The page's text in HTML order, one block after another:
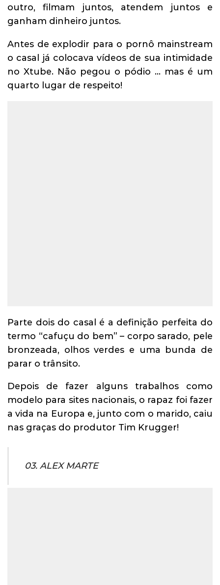
outro, filmam juntos, atendem juntos e
ganham dinheiro juntos.
Antes de explodir para o pornô mainstream
o casal já colocava vídeos de sua intimidade
no Xtube. Não pegou o pódio … mas é um
quarto lugar de respeito!
Parte dois do casal é a definição perfeita do
termo “cafuçu do bem” – corpo sarado, pele
bronzeada, olhos verdes e uma bunda de
parar o trânsito.
Depois de fazer alguns trabalhos como
modelo para sites nacionais, o rapaz foi fazer
a vida na Europa e, junto com o marido, caiu
nas graças do produtor Tim Krugger!
03. ALEX MARTE